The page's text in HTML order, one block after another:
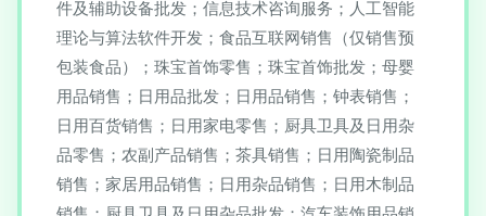
件及辅助设备批发；信息技术咨询服务；人工智能
理论与算法软件开发；食品互联网销售（仅销售预
包装食品）；珠宝首饰零售；珠宝首饰批发；母婴
用品销售；日用品批发；日用品销售；钟表销售；
日用百货销售；日用家电零售；厨具卫具及日用杂
品零售；农副产品销售；茶具销售；日用陶瓷制品
销售；家居用品销售；日用杂品销售；日用木制品